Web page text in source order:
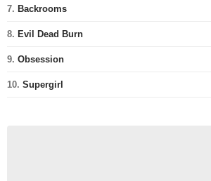
7. Backrooms
8. Evil Dead Burn
9. Obsession
10. Supergirl